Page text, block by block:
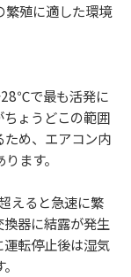
繁殖に適した環境
で最も活発に
ょうどこの範囲
ため、エアコン内
ます。
えると急速に繁
器に結露が発生
運転停止後は湿気